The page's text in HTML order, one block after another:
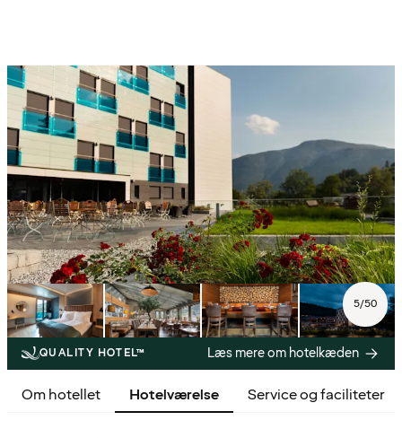
5/50
QUALITY HOTEL™ Læs mere om hotelkæden
Om hotellet Hotelværelse Service og faciliteter